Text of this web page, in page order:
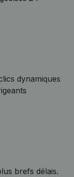
dynamiques
brefs délais.